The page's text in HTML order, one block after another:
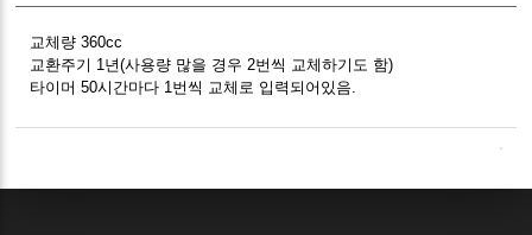
교체량 360cc
교환주기 1년(사용량 많을 경우 2번씩 교체하기도 함)
타이머 50시간마다 1번씩 교체로 입력되어있음.
Sketchbook5, 스케치북5